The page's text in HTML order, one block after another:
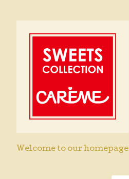
Welcome to our homepage